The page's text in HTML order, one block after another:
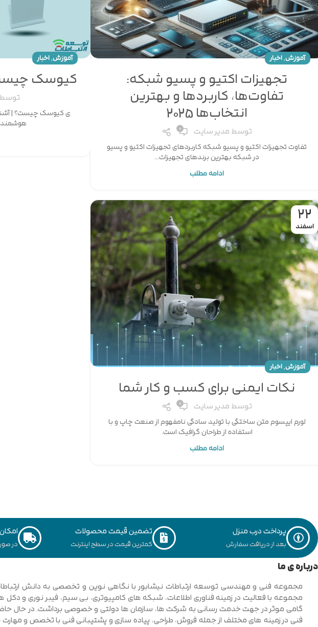
آموزش,اخبار
تجهیزات اکتیو و پسیو شبکه:
تفاوت‌ها، کاربردها و بهترین
انتخاب‌ها 2025
توسطمدیر سایت 0
تفاوت تجهیزات اکتیو و پسیو شبکه کاربردهای تجهیزات اکتیو و پسیو
در شبکه بهترین برندهای تجهیزات...
ادامه مطلب
آموزش,اخبار
کیوسک
توسط
ی کیوسک چیست؟ |
22
اسفند
آموزش,اخبار
نکات ایمنی برای کسب و کار شما
توسطمدیر سایت 0
لورم ایپسوم متن ساختگی با تولید سادگی نامفهوم از صنعت چاپ و با
استفاده از طراحان گرافیک است.
ادامه مطلب
پرداخت درب منزل
بعد از دریافت سفارش
تضمین قیمت محصولات
کمترین قیمت در سطح اینترنت در
درباره ی ما
فنی در زمینه های مختلف از جمله فروش، طراحی، پیاده سازی و پشتیبانی فنی با تخصص و مهارت